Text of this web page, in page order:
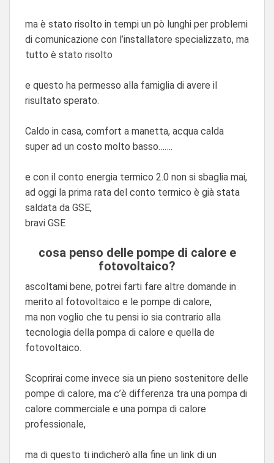
ma è stato risolto in tempi un pò lunghi per problemi
di comunicazione con l’installatore specializzato, ma
tutto è stato risolto
e questo ha permesso alla famiglia di avere il
risultato sperato.
Caldo in casa, comfort a manetta, acqua calda
super ad un costo molto basso…….
e con il conto energia termico 2.0 non si sbaglia mai,
ad oggi la prima rata del conto termico è già stata
saldata da GSE,
bravi GSE
cosa penso delle pompe di calore e
fotovoltaico?
ascoltami bene, potrei farti fare altre domande in
merito al fotovoltaico e le pompe di calore,
ma non voglio che tu pensi io sia contrario alla
tecnologia della pompa di calore e quella de
fotovoltaico.
Scoprirai come invece sia un pieno sostenitore delle
pompe di calore, ma c’è differenza tra una pompa di
calore commerciale e una pompa di calore
professionale,
ma di questo ti indicherò alla fine un link di un